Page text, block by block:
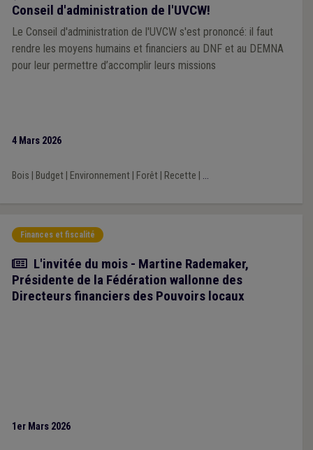
Conseil d'administration de l'UVCW!
Le Conseil d'administration de l'UVCW s'est prononcé: il faut
rendre les moyens humains et financiers au DNF et au DEMNA
pour leur permettre d’accomplir leurs missions
4 Mars 2026
Bois Budget| Environnement| Forêt| Recette ...
Finances et fiscalité
Article
L'invitée du mois - Martine Rademaker,
Présidente de la Fédération wallonne des
Directeurs financiers des Pouvoirs locaux
1er Mars 2026